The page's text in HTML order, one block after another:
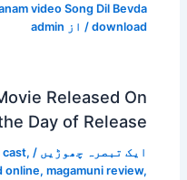
video Song Dil Bevda
download / از admin
Released On
Day of Release?
ایک تبصرہ چھوڑیں /
cast,
online, magamuni review,